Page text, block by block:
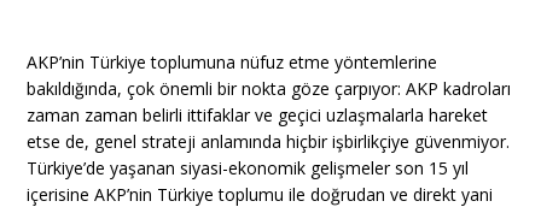
AKP’nin Türkiye toplumuna nüfuz etme yöntemlerine
bakıldığında, çok önemli bir nokta göze çarpıyor: AKP kadroları
zaman zaman belirli ittifaklar ve geçici uzlaşmalarla hareket
etse de, genel strateji anlamında hiçbir işbirlikçiye güvenmiyor.
Türkiye’de yaşanan siyasi-ekonomik gelişmeler son 15 yıl
içerisine AKP’nin Türkiye toplumu ile doğrudan ve direkt yani